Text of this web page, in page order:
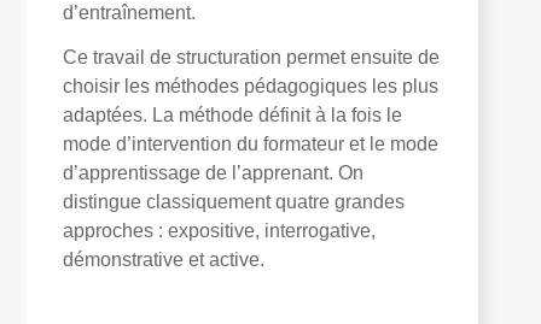
d’entraînement.
Ce travail de structuration permet ensuite de
choisir les méthodes pédagogiques les plus
adaptées. La méthode définit à la fois le
mode d’intervention du formateur et le mode
d’apprentissage de l’apprenant. On
distingue classiquement quatre grandes
approches : expositive, interrogative,
démonstrative et active.